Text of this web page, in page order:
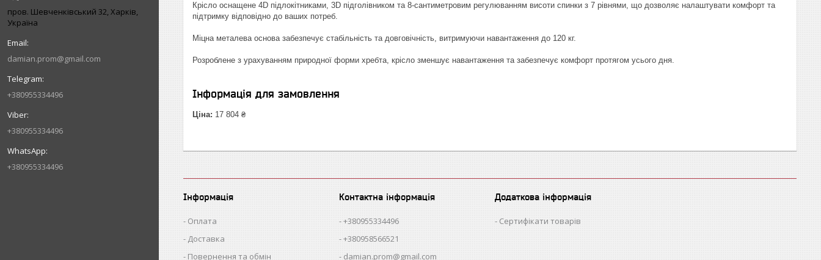
пров. Шевченківський 32, Харків,
Україна
damian.prom@gmail.com
+380955334496
+380955334496
+380955334496
Крісло оснащене 4D підлокітниками, 3D підголівником та 8-сантиметровим регулюванням висоти спинки з 7 рівнями, що дозволяє налаштувати комфорт та
підтримку відповідно до ваших потреб.
Міцна металева основа забезпечує стабільність та довговічність, витримуючи навантаження до 120 кг.
Розроблене з урахуванням природної форми хребта, крісло зменшує навантаження та забезпечує комфорт протягом усього дня.
Інформація для замовлення
Ціна: 17 804 ₴
Інформація
Оплата
Доставка
Повернення та обмін
Контактна інформація
+380955334496
+380958566521
damian.prom@gmail.com
Додаткова інформація
Сертифікати товарів